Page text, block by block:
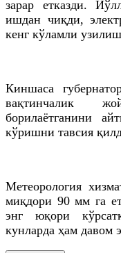
зарар етказди.
ишдан чиқди,
кенг кўламли
Киншаса
вақтинчалик
борилаётганини
кўришни тавсия
Метеорология
миқдори 90 мм га
энг юқори
кунларда ҳам давом